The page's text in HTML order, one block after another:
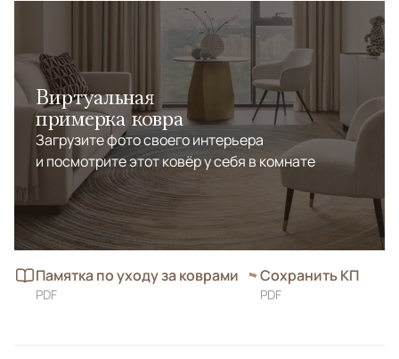
Виртуальная
примерка ковра
Загрузите фото своего интерьера
и посмотрите этот ковёр у себя в комнате
Памятка по уходу за коврами
PDF
Сохранить КП
PDF